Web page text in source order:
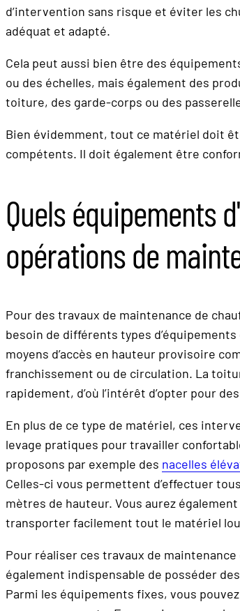
d’intervention sans risque et éviter les
adéquat et adapté.
Cela peut aussi bien être des
ou des échelles, mais également des
toiture, des garde-corps ou des
Bien évidemment, tout ce matériel doit
compétents. Il doit également être
Quels équipements
opérations de
Pour des travaux de maintenance de
besoin de différents types
moyens d’accès en hauteur provisoire
franchissement ou de circulation. La
rapidement, d’où l’intérêt d’opter pour
En plus de ce type de matériel, ces
levage pratiques pour travailler
proposons par exemple des nacelles
Celles-ci vous permettent d’effectuer
mètres de hauteur. Vous aurez
transporter facilement tout le matériel
Pour réaliser ces travaux de
également indispensable de posséder
Parmi les équipements fixes, vous